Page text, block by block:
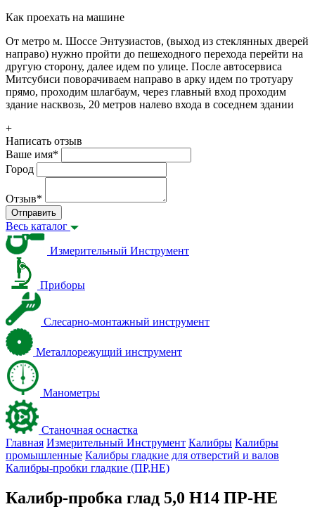
Как проехать на машине
От метро м. Шоссе Энтузиастов, (выход из стеклянных дверей
направо) нужно пройти до пешеходного перехода перейти на
другую сторону, далее идем по улице. После автосервиса
Митсубиси поворачиваем направо в арку идем по тротуару
прямо, проходим шлагбаум, через главный вход проходим
здание насквозь, 20 метров налево входа в соседнем здании
+
Написать отзыв
Ваше имя*
Город
Отзыв*
Отправить
Весь каталог
Измерительный Инструмент
Приборы
Слесарно-монтажный инструмент
Металлорежущий инструмент
Манометры
Станочная оснастка
Главная Измерительный Инструмент Калибры Калибры
промышленные Калибры гладкие для отверстий и валов
Калибры-пробки гладкие (ПР,НЕ)
Калибр-пробка глад 5,0 H14 ПР-НЕ